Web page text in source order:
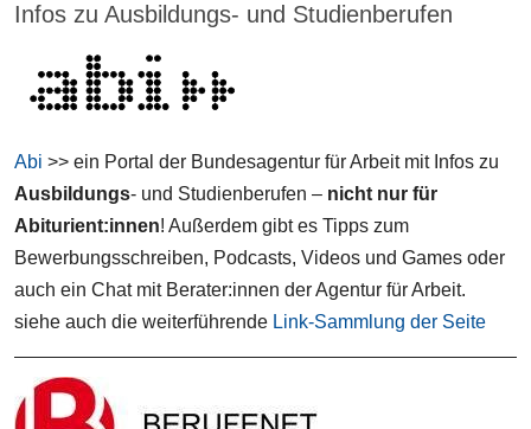
Infos zu Ausbildungs- und Studienberufen
Abi >> ein Portal der Bundesagentur für Arbeit mit Infos zu
Ausbildungs- und Studienberufen – nicht nur für
Abiturient:innen! Außerdem gibt es Tipps zum
Bewerbungsschreiben, Podcasts, Videos und Games oder
auch ein Chat mit Berater:innen der Agentur für Arbeit.
siehe auch die weiterführende Link-Sammlung der Seite